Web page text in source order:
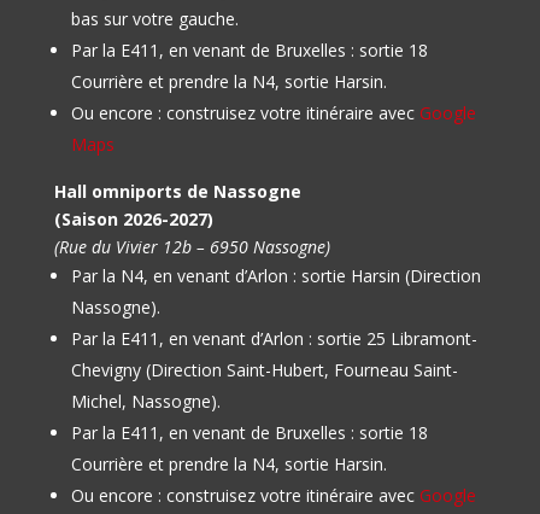
bas sur votre gauche.
Par la E411, en venant de Bruxelles : sortie 18
Courrière et prendre la N4, sortie Harsin.
Ou encore : construisez votre itinéraire avec Google
Maps
Hall omniports de Nassogne
(Saison 2026-2027)
(Rue du Vivier 12b – 6950 Nassogne)
Par la N4, en venant d’Arlon : sortie Harsin (Direction
Nassogne).
Par la E411, en venant d’Arlon : sortie 25 Libramont-
Chevigny (Direction Saint-Hubert, Fourneau Saint-
Michel, Nassogne).
Par la E411, en venant de Bruxelles : sortie 18
Courrière et prendre la N4, sortie Harsin.
Ou encore : construisez votre itinéraire avec Google